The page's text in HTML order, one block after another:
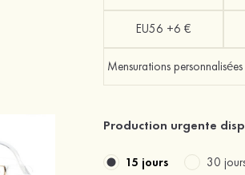
EU56 +6 €
Mensurations
Production urgente
15 jours 30